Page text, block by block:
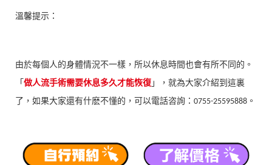
溫馨提示：
由於每個人的身體情況不一樣，所以休息時間也會有所不同的。
「 做人流手術需要休息多久才能恢復 」，就為大家介紹到這裏
了，如果大家還有什麽不懂的，可以電話咨詢： 0755-25595888 。